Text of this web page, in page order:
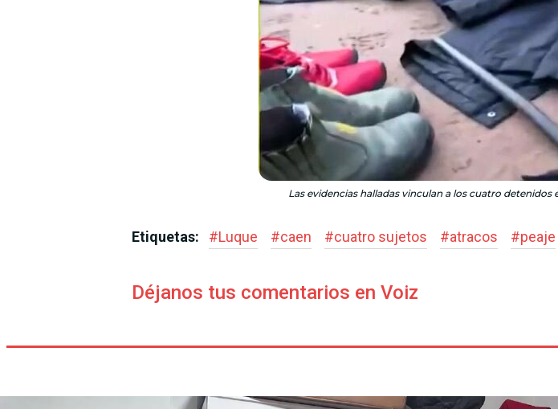
Las evidencias halladas vinculan a los cuatro
Etiquetas: #Luque #caen #cuatro sujetos #atracos #peaje
Déjanos tus comentarios en Voiz